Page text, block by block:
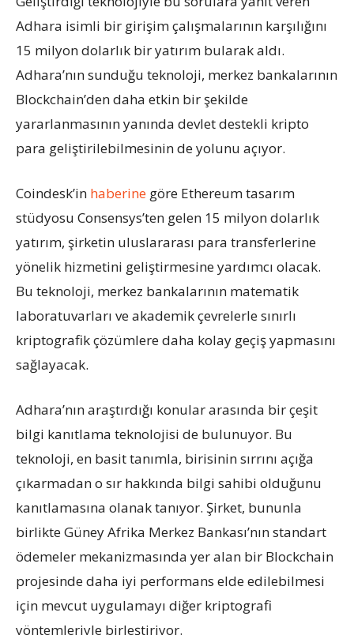
Adhara isimli bir girişim çalışmalarının karşılığını
15 milyon dolarlık bir yatırım bularak aldı.
Adhara’nın sunduğu teknoloji, merkez bankalarının
Blockchain’den daha etkin bir şekilde
yararlanmasının yanında devlet destekli kripto
para geliştirilebilmesinin de yolunu açıyor.
Coindesk’in haberine göre Ethereum tasarım
stüdyosu Consensys’ten gelen 15 milyon dolarlık
yatırım, şirketin uluslararası para transferlerine
yönelik hizmetini geliştirmesine yardımcı olacak.
Bu teknoloji, merkez bankalarının matematik
laboratuvarları ve akademik çevrelerle sınırlı
kriptografik çözümlere daha kolay geçiş yapmasını
sağlayacak.
Adhara’nın araştırdığı konular arasında bir çeşit
bilgi kanıtlama teknolojisi de bulunuyor. Bu
teknoloji, en basit tanımla, birisinin sırrını açığa
çıkarmadan o sır hakkında bilgi sahibi olduğunu
kanıtlamasına olanak tanıyor. Şirket, bununla
birlikte Güney Afrika Merkez Bankası’nın standart
ödemeler mekanizmasında yer alan bir Blockchain
projesinde daha iyi performans elde edilebilmesi
için mevcut uygulamayı diğer kriptografi
yöntemleriyle birleştiriyor.